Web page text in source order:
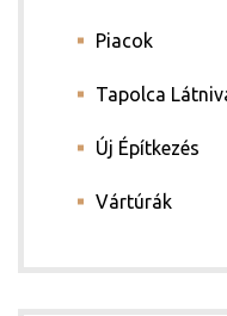
Piacok
Tapolca
Új Építkezés
Vártúrák